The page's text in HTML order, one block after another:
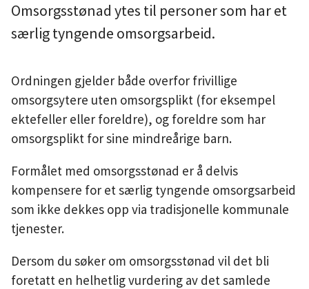
r
o
m
m
u
n
Omsorgsstønad ytes til personer som har et
særlig tyngende omsorgsarbeid.
Ordningen gjelder både overfor frivillige
omsorgsytere uten omsorgsplikt (for eksempel
ektefeller eller foreldre), og foreldre som har
omsorgsplikt for sine mindreårige barn.
Formålet med omsorgsstønad er å delvis
kompensere for et særlig tyngende omsorgsarbeid
som ikke dekkes opp via tradisjonelle kommunale
tjenester.
Dersom du søker om omsorgsstønad vil det bli
foretatt en helhetlig vurdering av det samlede